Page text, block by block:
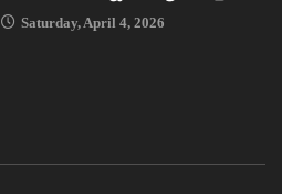
Saturday, April 4, 2026